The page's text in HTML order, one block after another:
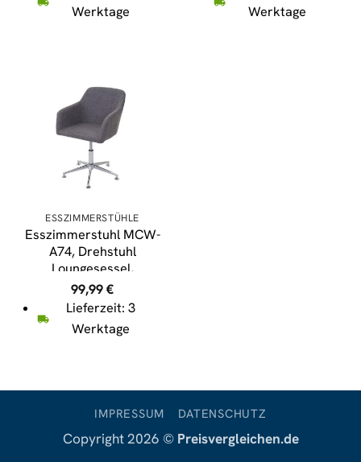
Werktage
Werktage
ESSZIMMERSTÜHLE
Esszimmerstuhl MCW-
A74, Drehstuhl
Loungesessel,
höhenverstellbar ~
Textil, grau
99,99€
Lieferzeit: 3
Werktage
IMPRESSUM DATENSCHUTZ
Copyright 2026 © Preisvergleichen.de